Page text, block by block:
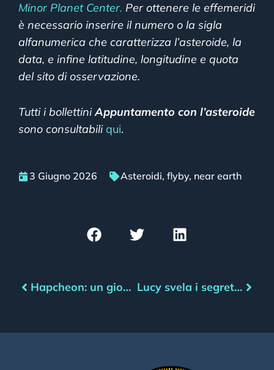
Minor Planet Center. Per ottenere le effemeridi
è necessario inserire il numero o la sigla
alfanumerica che caratterizza l’asteroide, la
data, e infine latitudine, longitudine e quota
del sito di osservazione.
Tutti i bollettiniAppuntamento con l’asteroide
sono consultabili qui.
3 Giugno 2026 Asteroidi, flyby, near earth
Hapcheon: un giovane cratere per studiare la vita antica Lucy svela i segreti di Donaldjohanson